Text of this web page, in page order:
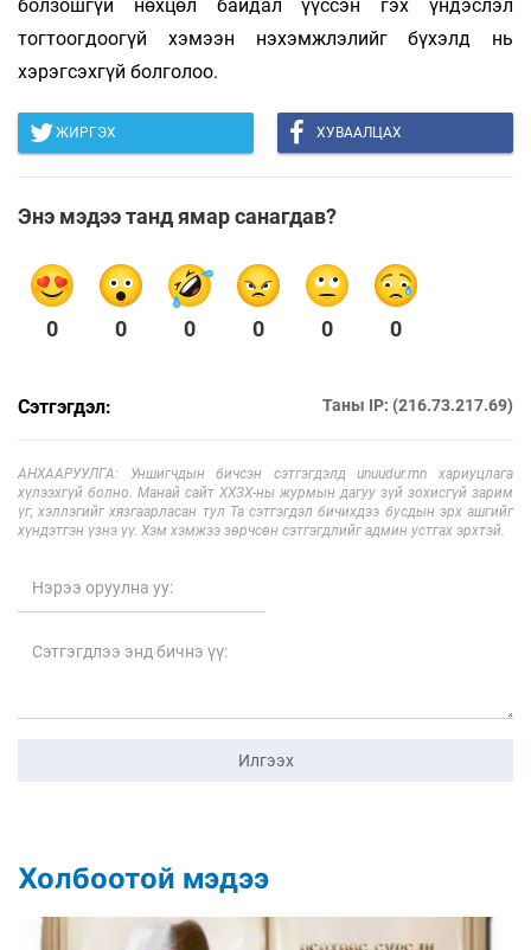
болзошгүй нөхцөл байдал үүссэн гэх үндэслэл
тогтоогдоогүй хэмээн нэхэмжлэлийг бүхэлд нь
хэрэгсэхгүй болголоо.
ЖИРГЭХ ХУВААЛЦАХ
Энэ мэдээ танд ямар санагдав?
0 0 0 0 0 0
Сэтгэгдэл: Таны IP: (216.73.217.69)
АНХААРУУЛГА: Уншигчдын бичсэн сэтгэгдэлд unuudur.mn хариуцлага
хүлээхгүй болно. Манай сайт ХХЗХ-ны журмын дагуу зүй зохисгүй зарим
үг, хэллэгийг хязгаарласан тул Та сэтгэгдэл бичихдээ бусдын эрх ашгийг
хүндэтгэн үзнэ үү. Хэм хэмжээ зөрчсөн сэтгэгдлийг админ устгах эрхтэй.
Илгээх
Холбоотой мэдээ